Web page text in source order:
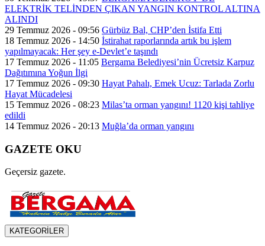
ELEKTRİK TELİNDEN ÇIKAN YANGIN KONTROL ALTINA
ALINDI
29 Temmuz 2026 - 09:56 Gürbüz Bal, CHP’den İstifa Etti
18 Temmuz 2026 - 14:50 İstirahat raporlarında artık bu işlem
yapılmayacak: Her şey e-Devlet’e taşındı
17 Temmuz 2026 - 11:05 Bergama Belediyesi’nin Ücretsiz Karpuz
Dağıtımına Yoğun İlgi
17 Temmuz 2026 - 09:30 Hayat Pahalı, Emek Ucuz: Tarlada Zorlu
Hayat Mücadelesi
15 Temmuz 2026 - 08:23 Milas’ta orman yangını! 1120 kişi tahliye
edildi
14 Temmuz 2026 - 20:13 Muğla’da orman yangını
GAZETE OKU
Geçersiz gazete.
KATEGORİLER